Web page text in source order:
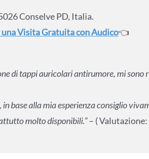
Conselve PD, Italia.
Visita Gratuita con Audico👈
di tappi auricolari antirumore, mi sono
base alla mia esperienza consiglio
molto disponibili.”– (